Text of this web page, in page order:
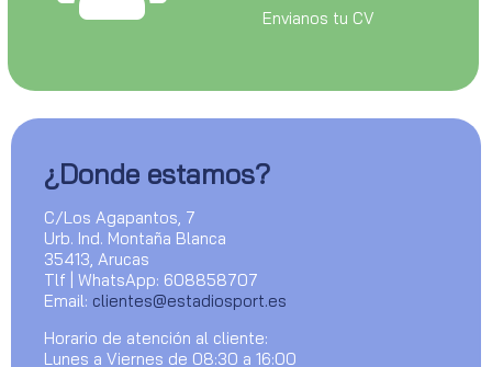
Envianos tu CV
¿Donde estamos?
C/Los Agapantos, 7
Urb. Ind. Montaña Blanca
35413, Arucas
Tlf | WhatsApp: 608858707
Email: clientes@estadiosport.es
Horario de atención al cliente:
Lunes a Viernes de 08:30 a 16:00